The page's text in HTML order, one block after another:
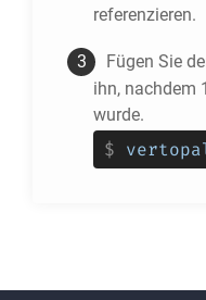
referenzieren.
Fügen Sie
ihn, nachdem
wurde.
$